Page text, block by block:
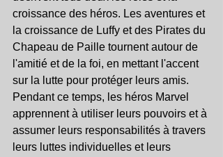
croissance des héros. Les aventures et
la croissance de Luffy et des Pirates du
Chapeau de Paille tournent autour de
l'amitié et de la foi, en mettant l'accent
sur la lutte pour protéger leurs amis.
Pendant ce temps, les héros Marvel
apprennent à utiliser leurs pouvoirs et à
assumer leurs responsabilités à travers
leurs luttes individuelles et leurs